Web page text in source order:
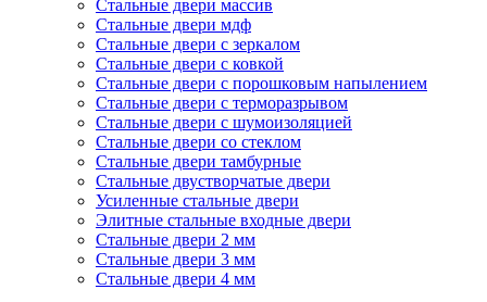
Стальные двери массив
Стальные двери мдф
Стальные двери с зеркалом
Стальные двери с ковкой
Стальные двери с порошковым напылением
Стальные двери с терморазрывом
Стальные двери с шумоизоляцией
Стальные двери со стеклом
Стальные двери тамбурные
Стальные двустворчатые двери
Усиленные стальные двери
Элитные стальные входные двери
Стальные двери 2 мм
Стальные двери 3 мм
Стальные двери 4 мм